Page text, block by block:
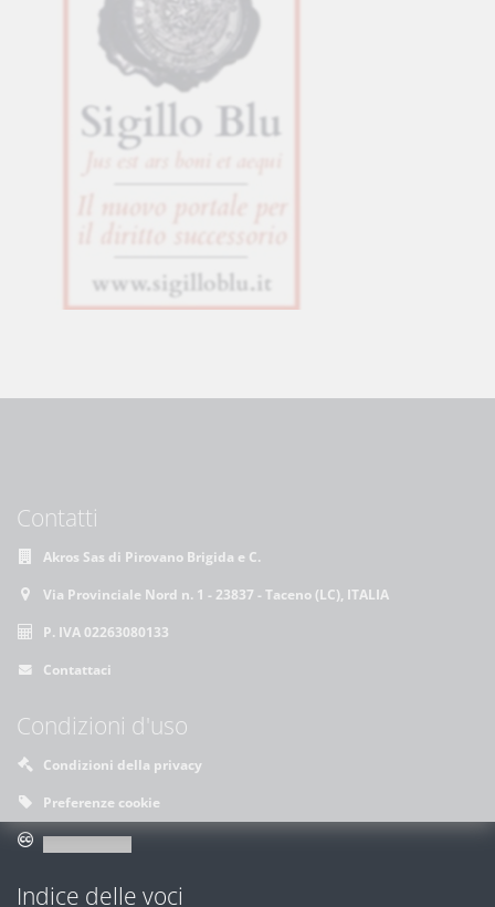
Contatti
Akros Sas di Pirovano Brigida e C.
Via Provinciale Nord n. 1 - 23837 - Taceno (LC), ITALIA
P. IVA 02263080133
Contattaci
Condizioni d'uso
Condizioni della privacy
Preferenze cookie
Indice delle voci